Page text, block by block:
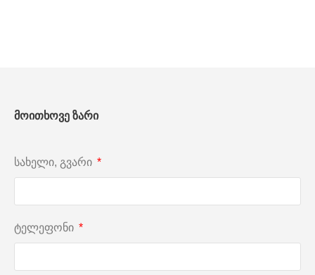
მოითხოვე ზარი
სახელი, გვარი
ტელეფონი